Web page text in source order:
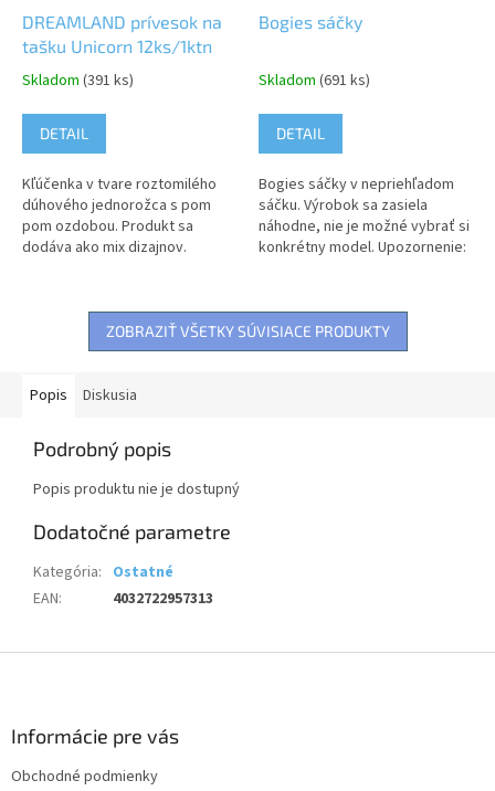
DREAMLAND prívesok na
tašku Unicorn 12ks/1ktn
Skladom (391 ks)
DETAIL
Kľúčenka v tvare roztomilého
dúhového jednorožca s pom
pom ozdobou. Produkt sa
dodáva ako mix dizajnov.
časti, hrozí...
Bogies sáčky
Skladom (691 ks)
DETAIL
Bogies sáčky v nepriehľadom
sáčku. Výrobok sa zasiela
náhodne, nie je možné vybrať si
konkrétny model. Upozornenie:
ZOBRAZIŤ VŠETKY SÚVISIACE PRODUKTY
Popis Diskusia
Podrobný popis
Popis produktu nie je dostupný
Dodatočné parametre
Kategória: Ostatné
EAN: 4032722957313
Informácie pre vás
Obchodné podmienky